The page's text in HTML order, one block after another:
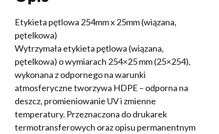
Etykieta pętlowa 254mm x 25mm (wiązana,
pętelkowa)
Wytrzymała etykieta pętlowa (wiązana,
pętelkowa) o wymiarach 254×25 mm (25×254),
wykonana z odpornego na warunki
atmosferyczne tworzywa HDPE – odporna na
deszcz, promieniowanie UV i zmienne
temperatury. Przeznaczona do drukarek
termotransferowych oraz opisu permanentnym